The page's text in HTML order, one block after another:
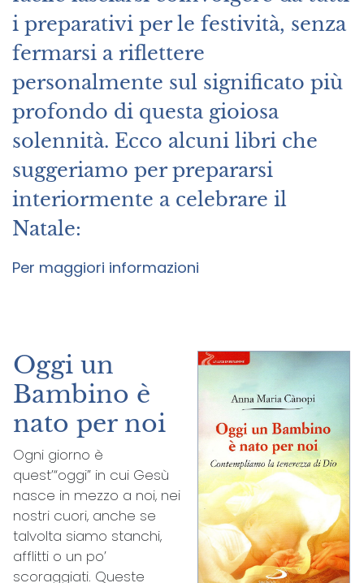
i preparativi per le festività, senza
fermarsi a riflettere
personalmente sul significato più
profondo di questa gioiosa
solennità. Ecco alcuni libri che
suggeriamo per prepararsi
interiormente a celebrare il
Natale:
Per maggiori informazioni
Oggi un
Bambino è
nato per noi
Ogni giorno è
quest’“oggi” in cui Gesù
nasce in mezzo a noi, nei
nostri cuori, anche se
talvolta siamo stanchi,
afflitti o un po’
scoraggiati. Queste